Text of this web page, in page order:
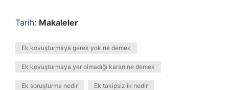
Tarih: Makaleler
Ek kovuşturmaya gerek yok ne demek
Ek kovuşturmaya yer olmadığı kararı ne demek
Ek soruşturma nedir Ek takipsizlik nedir